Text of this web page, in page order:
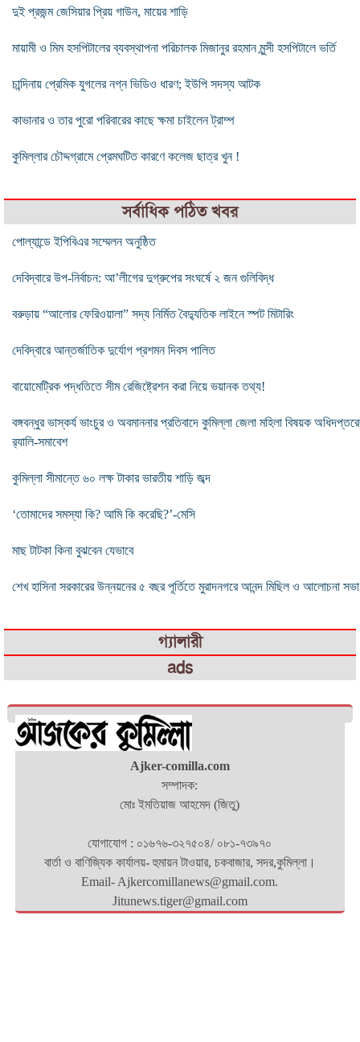
দুই প্রজন্ম জেসিয়ার প্রিয় গাউন, মায়ের শাড়ি
মায়ামী ও মিম হসপিটালের ব্যবস্থাপনা পরিচালক মিজানুর রহমান মুন্সী হসপিটালে ভর্তি
চান্দিনায় প্রেমিক যুগলের নগ্ন ভিডিও ধারণ; ইউপি সদস্য আটক
কাভানার ও তার পুরো পরিবারের কাছে ক্ষমা চাইলেন ট্রাম্প
কুমিল্লার চৌদ্দগ্রামে প্রেমঘটিত কারণে কলেজ ছাত্র খুন !
সর্বাধিক পঠিত খবর
পোল্যান্ডে ইপিবিএর সম্মেলন অনুষ্ঠিত
দেবিদ্বারে উপ-নির্বাচন: আ’লীগের দুগ্রুপের সংঘর্ষে ২ জন গুলিবিদ্ধ
বরুড়ায় “আলোর ফেরিওয়ালা” সদ্য নির্মিত বৈদ্যুতিক লাইনে স্পট মিটারিং
দেবিদ্বারে আন্তর্জাতিক দুর্যোগ প্রশমন দিবস পালিত
বায়োমেট্রিক পদ্ধতিতে সীম রেজিষ্ট্রেশন করা নিয়ে ভয়ানক তথ্য!
বঙ্গবন্ধুর ভাস্কর্য ভাংচুর ও অবমাননার প্রতিবাদে কুমিল্লা জেলা মহিলা বিষয়ক
র‌্যালি-সমাবেশ
কুমিল্লা সীমান্তে ৬০ লক্ষ টাকার ভারতীয় শাড়ি জব্দ
‘তোমাদের সমস্যা কি? আমি কি করেছি?’-মেসি
মাছ টাটকা কিনা বুঝবেন যেভাবে
শেখ হাসিনা সরকারের উন্নয়নের ৫ বছর পূর্তিতে মুরাদনগরে আনন্দ মিছিল ও আলোচনা সভা
গ্যালারী
ads
Ajker-comilla.com
সম্পাদক:
মোঃ ইমতিয়াজ আহমেদ (জিতু)
যোগাযোগ : ০১৬৭৬-৩২৭৫০৪/ ০৮১-৭৩৯৭০
বার্তা ও বাণিজ্যিক কার্যালয়- হুমায়ন টাওয়ার, চকবাজার, সদর,কুমিল্লা।
Email- Ajkercomillanews@gmail.com.
Jitunews.tiger@gmail.com